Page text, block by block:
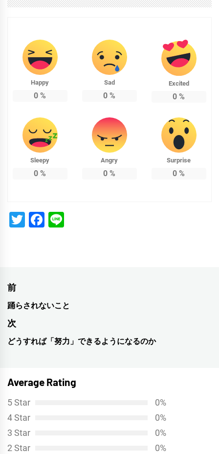
Happy
0 %
Sad
0 %
Excited
0 %
Sleepy
0 %
Angry
0 %
Surprise
0 %
TwitterFacebook
投
稿
ナ
ビ
ー
ョ
ン
前
前
の
投
踊らされないこと
次
次
稿:
どうすれば「努力」できるようになるのか
Average Rating
5 Star
0%
4 Star
0%
3 Star
0%
2 Star
0%